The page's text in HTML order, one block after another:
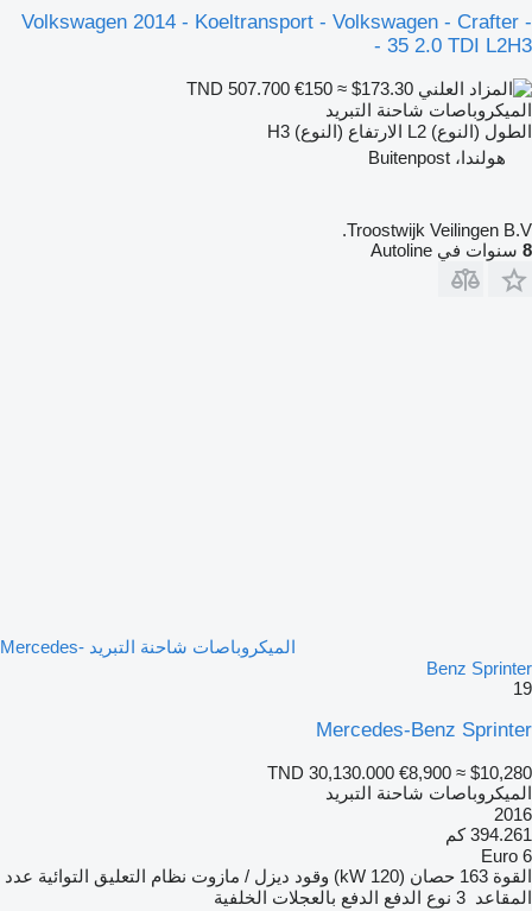
Volkswagen 2014 - Koeltransport - Volkswagen - Crafter -
35 2.0 TDI L2H3 -
€150 ≈ $173.30
الميكروباصات شاحنة التبريد
الطول (النوع) L2 الارتفاع (النوع) H3
هولندا، Buitenpost
Troostwijk Veilingen B.V.
8 سنوات في Autoline
الميكروباصات شاحنة التبريد Mercedes-
Benz Sprinter
19
Mercedes-Benz Sprinter
TND 30,130.000 €8,900 ≈ $10,280
الميكروباصات شاحنة التبريد
2016
394.261 كم
Euro 6
القوة 163 حصان (120 kW) وقود ديزل / مازوت نظام التعليق التوائية عدد
المقاعد 3 نوع الدفع الدفع بالعجلات الخلفية